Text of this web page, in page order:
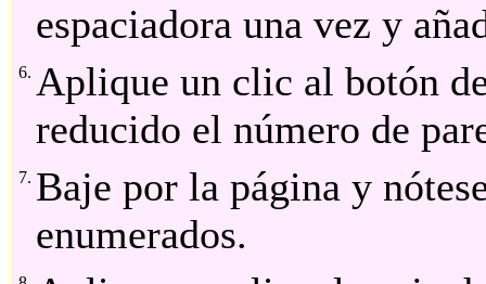
espaciadora una vez y
6. Aplique un clic al botón
reducido el número de
7. Baje por la página y
enumerados.